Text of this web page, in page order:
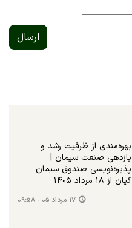
ارسال
بهره‌مندی از ظرفیت رشد و
بازدهی صنعت سیمان |
پذیره‌نویسی صندوق سیمان
کیان از ۱۸ مرداد ۱۴۰۵
۱۷ مرداد ۰۵ - ۰۹:۵۸